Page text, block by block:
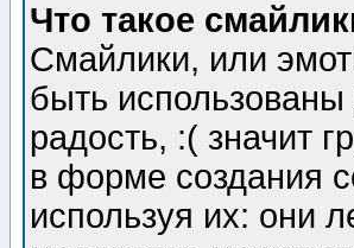
Что такое
Смайлики, или
быть
радость, :( значит
в форме создания
используя их: они